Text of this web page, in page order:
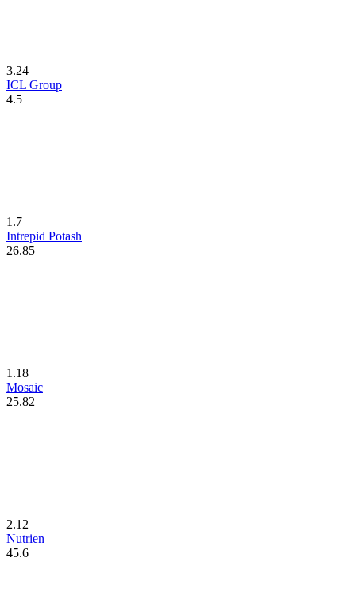
3.24
ICL Group
4.5
1.7
Intrepid Potash
26.85
1.18
Mosaic
25.82
2.12
Nutrien
45.6